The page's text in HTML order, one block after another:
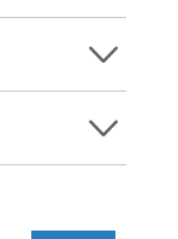
顧客同意並簽字
會及時告知客人
知我們你原本預約